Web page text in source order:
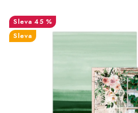
OBLÍBENÉ ♥️
45 %
Sleva